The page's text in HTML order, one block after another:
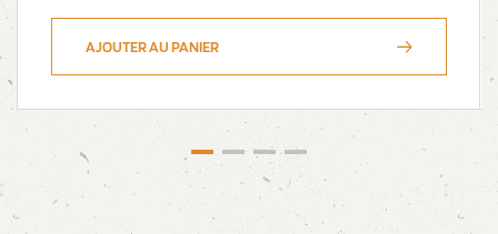
AJOUTER AU PANIER